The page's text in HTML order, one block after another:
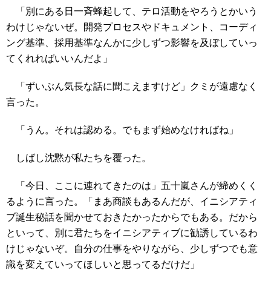
「別にある日一斉蜂起して、テロ活動をやろうとかいう
わけじゃないぜ。開発プロセスやドキュメント、コーディ
ング基準、採用基準なんかに少しずつ影響を及ぼしていっ
てくれればいいんだよ」
「ずいぶん気長な話に聞こえますけど」クミが遠慮なく
言った。
「うん。それは認める。でもまず始めなければね」
しばし沈黙が私たちを覆った。
「今日、ここに連れてきたのは」五十嵐さんが締めくく
るように言った。「まあ商談もあるんだが、イニシアティ
ブ誕生秘話を聞かせておきたかったからでもある。だから
といって、別に君たちをイニシアティブに勧誘しているわ
けじゃないぞ。自分の仕事をやりながら、少しずつでも意
識を変えていってほしいと思ってるだけだ」